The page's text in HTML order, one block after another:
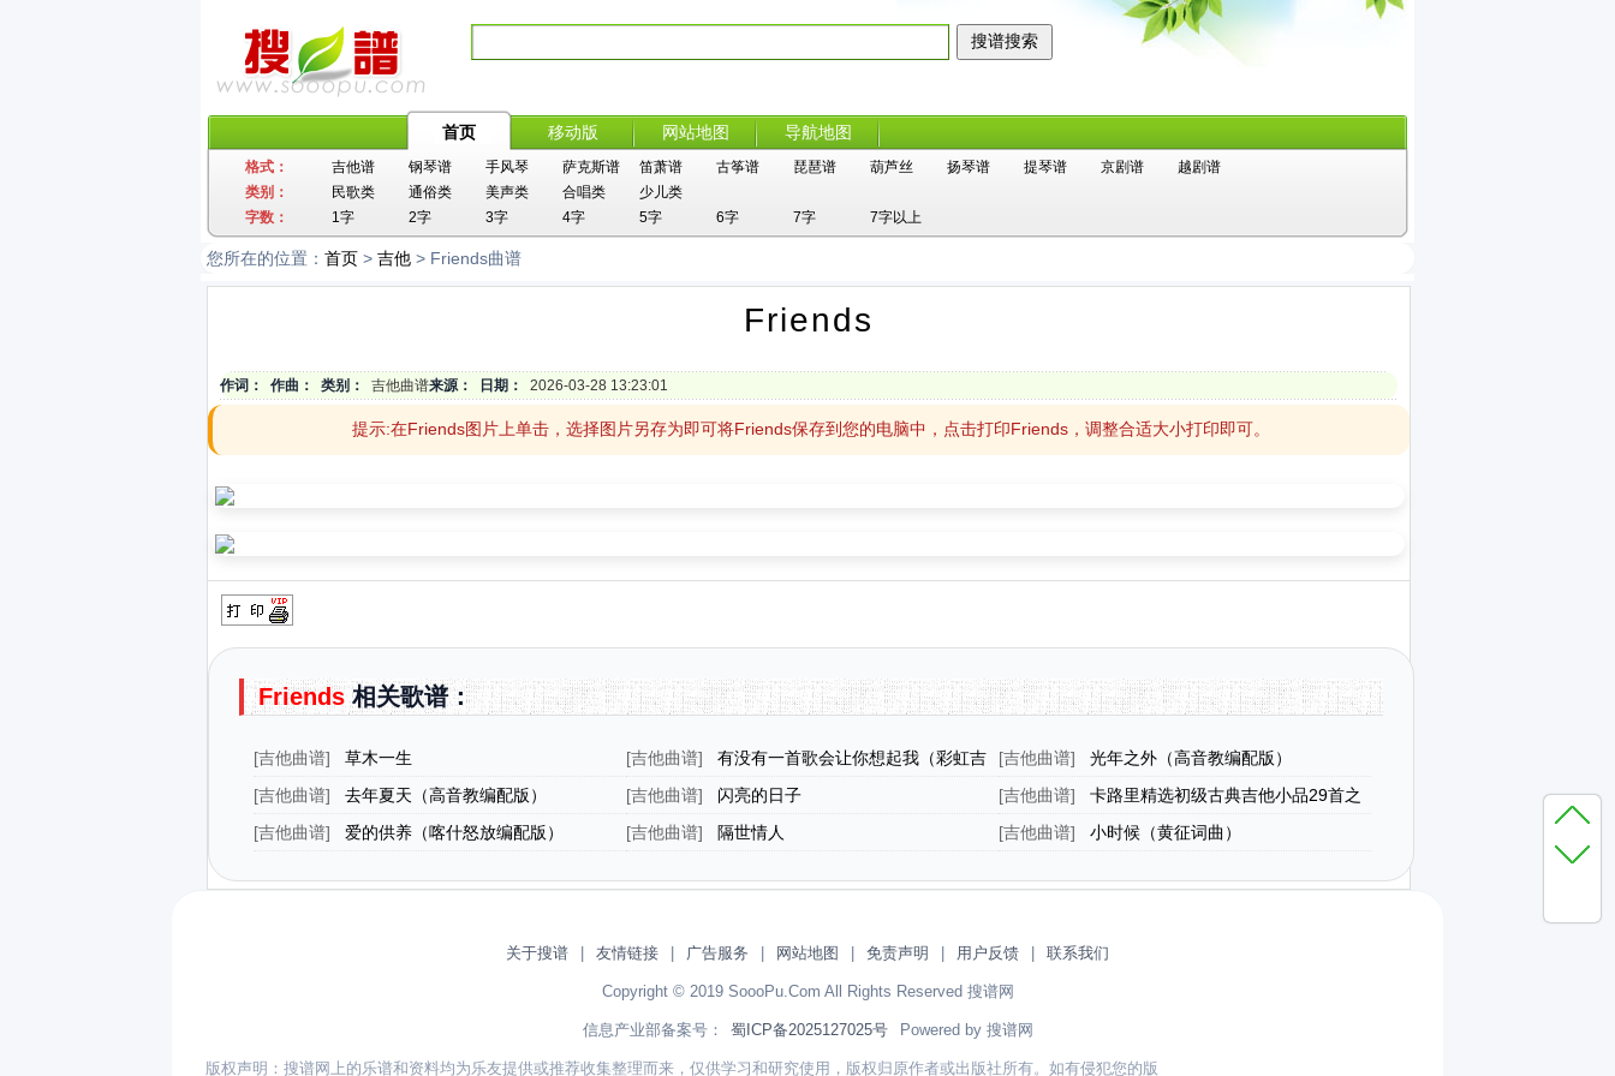
首页 移动版 网站地图 导航地图
格式： 吉他谱 钢琴谱 手风琴 萨克斯谱 笛萧谱 古筝谱 琵琶谱 葫芦丝 扬琴谱 提琴谱 京剧谱
越剧谱
类别：
民歌类 通俗类 美声类 合唱类
少儿类
字数：
1字 2字 3字 4字 5字 6字 7字 7字以上
您所在的位置： 首页 > 吉他 > Friends曲谱
Friends
作词： 作曲： 类别： 吉他曲谱来源： 日期： 2026-03-28 13:23:01
提示:在Friends图片上单击，选择图片另存为即可将Friends保存到您的电脑中，点击打印Friends，调整合适大小打印即可。
Friends相关歌谱：
[吉他曲谱] 草木一生 [吉他曲谱]
有没有一首歌会让你想起我（彩虹吉
他编配版）
[吉他曲谱]
光年之外（高音教编配版）
[吉他曲谱] 去年夏天（高音教编配版） [吉他曲谱] 闪亮的日子 [吉他曲谱]
卡路里精选初级古典吉他小品29首之
25
[吉他曲谱] 爱的供养（喀什怒放编配版） [吉他曲谱] 隔世情人 [吉他曲谱] 小时候（黄征词曲）
关于搜谱 友情链接 广告服务 网站地图 免责声明 用户反馈 联系我们
Copyright © 2019 SoooPu.Com All Rights Reserved 搜谱网
信息产业部备案号： 蜀ICP备2025127025号 Powered by 搜谱网
版权声明：搜谱网上的乐谱和资料均为乐友提供或推荐收集整理而来，仅供学习和研究使用，版权归原作者或出版社所有。如有侵犯您的版